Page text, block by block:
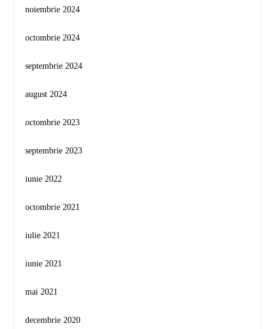
noiembrie 2024
octombrie 2024
septembrie 2024
august 2024
octombrie 2023
septembrie 2023
iunie 2022
octombrie 2021
iulie 2021
iunie 2021
mai 2021
decembrie 2020